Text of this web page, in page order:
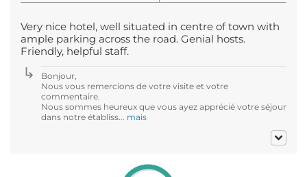
Very nice hotel, well situated in centre of town with
ample parking across the road. Genial hosts.
Friendly, helpful staff.
Bonjour,
Nous vous remercions de votre visite et votre
commentaire.
Nous sommes heureux que vous ayez apprécié votre séjour
dans notre établiss... mais